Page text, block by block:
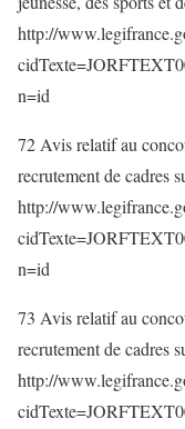
http://
n=id
72 Avis relatif au
recrutement de cadres
http://
n=id
73 Avis relatif au
recrutement de cadres
http://